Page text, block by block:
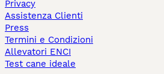
Privacy
Assistenza Clienti
Press
Termini e Condizioni
Allevatori ENCI
Test cane ideale